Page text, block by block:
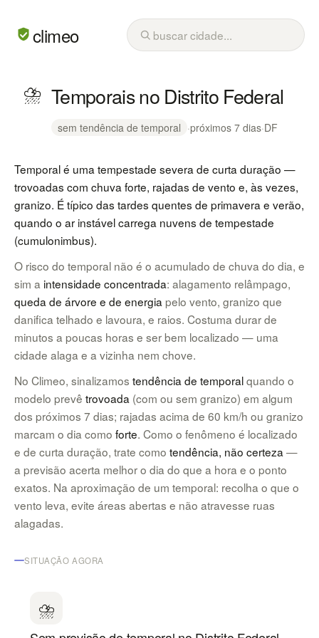
climeo
⛈ Temporais no Distrito Federal
sem tendência de temporal ·próximos 7 dias·DF
Temporal é uma tempestade severa de curta duração —
trovoadas com chuva forte, rajadas de vento e, às vezes,
granizo. É típico das tardes quentes de primavera e verão,
quando o ar instável carrega nuvens de tempestade
(cumulonimbus).
O risco do temporal não é o acumulado de chuva do dia, e
sim a intensidade concentrada: alagamento relâmpago,
queda de árvore e de energia pelo vento, granizo que
danifica telhado e lavoura, e raios. Costuma durar de
minutos a poucas horas e ser bem localizado — uma
cidade alaga e a vizinha nem chove.
No Climeo, sinalizamos tendência de temporalquando o
modelo prevê trovoada (com ou sem granizo) em algum
dos próximos 7 dias; rajadas acima de 60 km/h ou granizo
marcam o dia como forte. Como o fenômeno é localizado
e de curta duração, trate como tendência, não certeza —
a previsão acerta melhor o dia do que a hora e o ponto
exatos. Na aproximação de um temporal: recolha o que o
vento leva, evite áreas abertas e não atravesse ruas
alagadas.
SITUAÇÃO AGORA
⛈